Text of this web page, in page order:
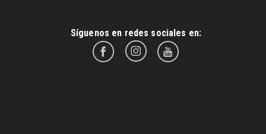
Síguenos en redes sociales en: